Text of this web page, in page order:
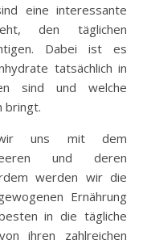
eine interessante
den täglichen
Dabei ist es
tatsächlich in
sind und welche
bringt.
uns mit dem
und deren
werden wir die
Ernährung
in die tägliche
ihren zahlreichen